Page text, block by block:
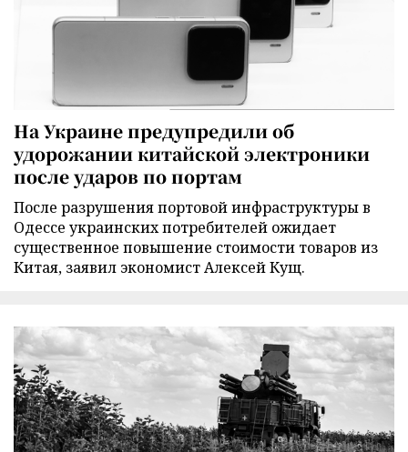
На Украине предупредили об
удорожании китайской электроники
после ударов по портам
После разрушения портовой инфраструктуры в
Одессе украинских потребителей ожидает
существенное повышение стоимости товаров из
Китая, заявил экономист Алексей Кущ.